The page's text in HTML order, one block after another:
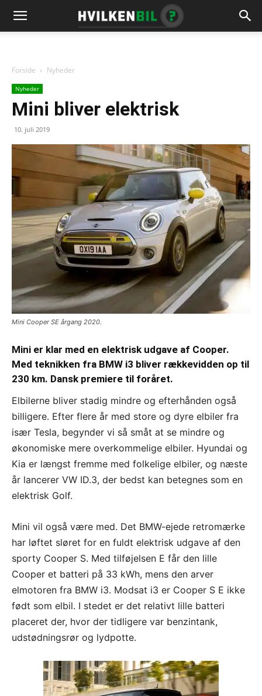
Forside Nyheder
Nyheder
Mini bliver elektrisk
10. juli 2019
Mini Cooper SE årgang 2020.
Mini er klar med en elektrisk udgave af Cooper.
Med teknikken fra BMW i3 bliver rækkevidden op til
230 km. Dansk premiere til foråret.
Elbilerne bliver stadig mindre og efterhånden også
billigere. Efter flere år med store og dyre elbiler fra
især Tesla, begynder vi så småt at se mindre og
økonomiske mere overkommelige elbiler. Hyundai og
Kia er længst fremme med folkelige elbiler, og næste
år lancerer VW ID.3, der bedst kan betegnes som en
elektrisk Golf.
Mini vil også være med. Det BMW-ejede retromærke
har løftet sløret for en fuldt elektrisk udgave af den
sporty Cooper S. Med tilføjelsen E får den lille
Cooper et batteri på 33 kWh, mens den arver
elmotoren fra BMW i3. Modsat i3 er Cooper S E ikke
født som elbil. I stedet er det relativt lille batteri
placeret der, hvor der tidligere var benzintank,
udstødningsrør og lydpotte.